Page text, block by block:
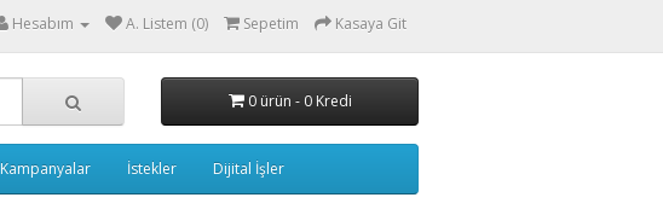
Hesabım A. Listem (0) Sepetim Kasaya Git
0 ürün - 0 Kredi
Kampanyalar İstekler Dijital İşler